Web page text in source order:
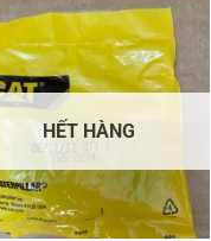
HẾT HÀNG